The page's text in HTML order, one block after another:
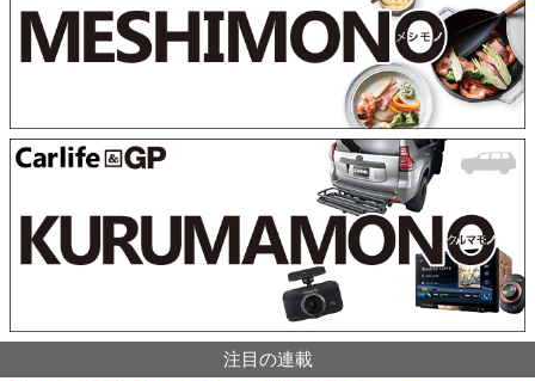
注目の連載